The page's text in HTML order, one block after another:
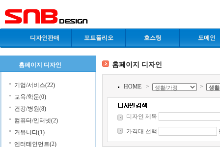
디자인판매 포트폴리오 호스팅 도메인
홈페이지 디자인
기업/서비스(22)
교육/학문(0)
건강/병원(8)
컴퓨터/인터넷(2)
커뮤니티(1)
엔터테인먼트(2)
홈페이지 디자인
HOME > >
디자인 제목
가격대 선택